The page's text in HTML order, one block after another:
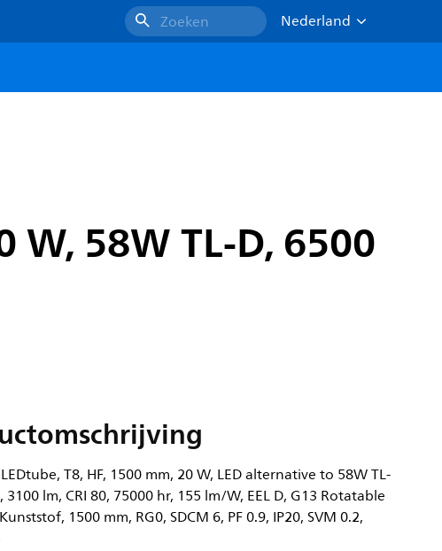
Zoeken
Nederland
W, 58W TL-D, 6500
LEDtube, T8, HF, 1500 mm, 20 W, LED alternative to 58W TL-
3100 lm, CRI 80, 75000 hr, 155 lm/W, EEL D, G13 Rotatable
1500 mm, RG0, SDCM 6, PF 0.9, IP20, SVM 0.2,